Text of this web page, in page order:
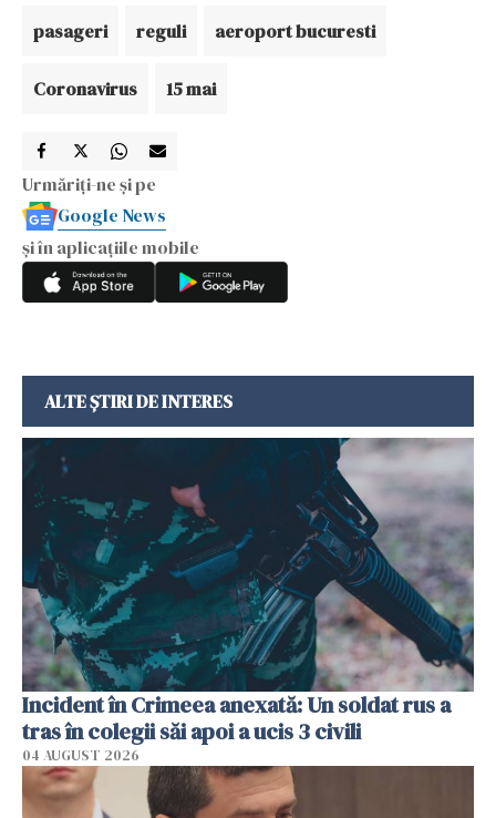
pasageri reguli aeroport bucuresti
Coronavirus 15 mai
Urmăriți-ne și pe
Google News
și în aplicațiile mobile
ALTE ȘTIRI DE INTERES
Incident în Crimeea anexată: Un soldat rus a
tras în colegii săi apoi a ucis 3 civili
04 AUGUST 2026